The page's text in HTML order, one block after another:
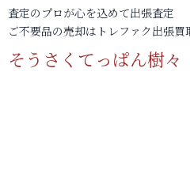
査定のプロが心を込めて出張査定
ご不要品の売却はトレファク出張買
そうさくてっぱん樹々